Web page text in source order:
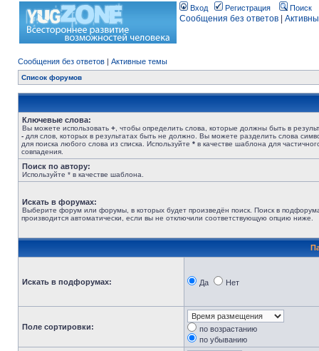
Вход Регистрация Поиск
Сообщения без ответов
Сообщения без ответов | Активные темы
Список форумов
Ключевые слова:
Вы можете использовать + , чтобы определить слова, которые должны быть в
- для слов, которых в результатах быть не должно. Вы можете разделить слова
для поиска любого слова из списка. Используйте * в качестве шаблона для
совпадения.
Поиск по автору:
Используйте * в качестве шаблона.
Искать в форумах:
Выберите форум или форумы, в которых будет произведён поиск. Поиск в
производится автоматически, если вы не отключили соответствующую опцию ниже.
Искать в подфорумах: Да Нет
Поле сортировки:
по возрастанию
по убыванию